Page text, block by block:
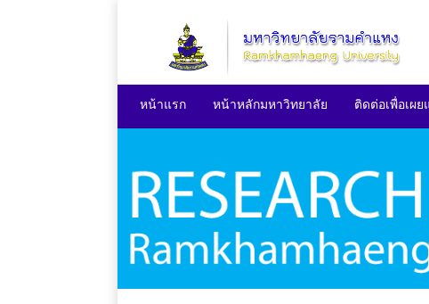
หน้าแรก หน้าหลักมหาวิทยาลัย ติดต่อเพื่อเผย